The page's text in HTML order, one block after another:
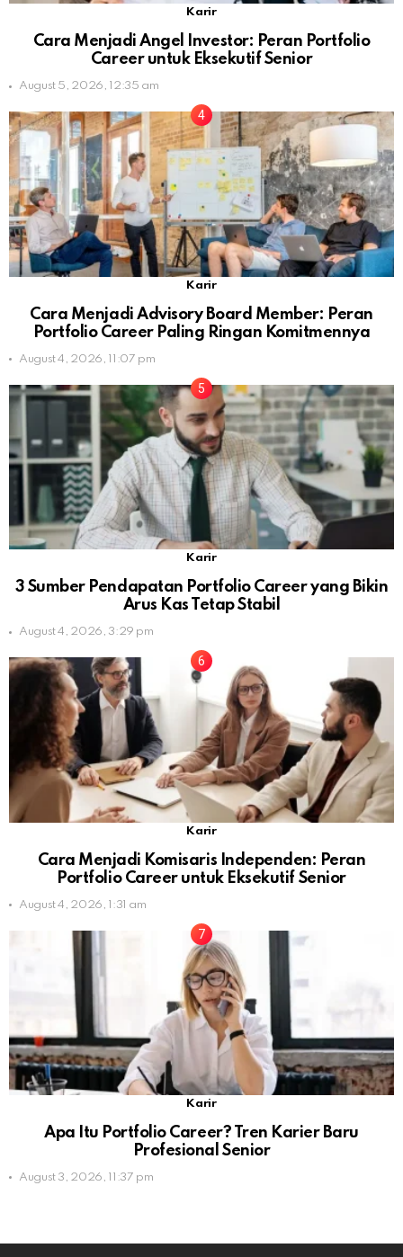
Karir
Cara Menjadi Angel Investor: Peran Portfolio
Career untuk Eksekutif Senior
August 5, 2026, 12:35 am
Karir
Cara Menjadi Advisory Board Member: Peran
Portfolio Career Paling Ringan Komitmennya
August 4, 2026, 11:07 pm
Karir
3 Sumber Pendapatan Portfolio Career yang Bikin
Arus Kas Tetap Stabil
August 4, 2026, 3:29 pm
Karir
Cara Menjadi Komisaris Independen: Peran
Portfolio Career untuk Eksekutif Senior
August 4, 2026, 1:31 am
Karir
Apa Itu Portfolio Career? Tren Karier Baru
Profesional Senior
August 3, 2026, 11:37 pm